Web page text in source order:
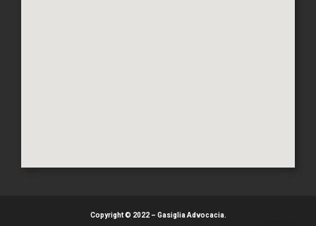
Copyright © 2022 – Gasiglia Advocacia.